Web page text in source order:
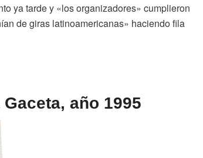
ya tarde y «los organizadores» cumplieron
de giras latinoamericanas» haciendo fila
año 1995